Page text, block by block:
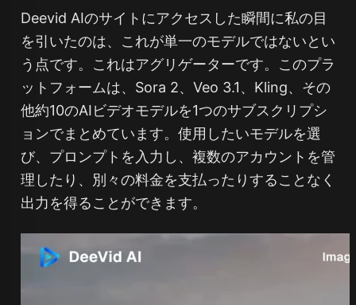
Deevid AIのサイトにアクセスした瞬間に私の目
を引いたのは、これが単一のモデルではないとい
う点です。これはアグリゲーターです。このプラ
ットフォームは、Sora 2、Veo 3.1、Kling、その
他約10のAIビデオモデルを1つのサブスクリプシ
ョンでまとめています。使用したいモデルを選
び、プロンプトを入力し、複数のアカウントを管
理したり、別々の料金を支払ったりすることなく
出力を得ることができます。